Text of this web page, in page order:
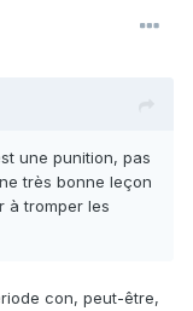
une punition, pas
très bonne leçon
à tromper les
con, peut-être,